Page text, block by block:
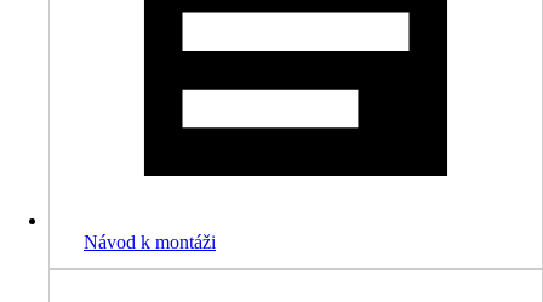
Návod k montáži